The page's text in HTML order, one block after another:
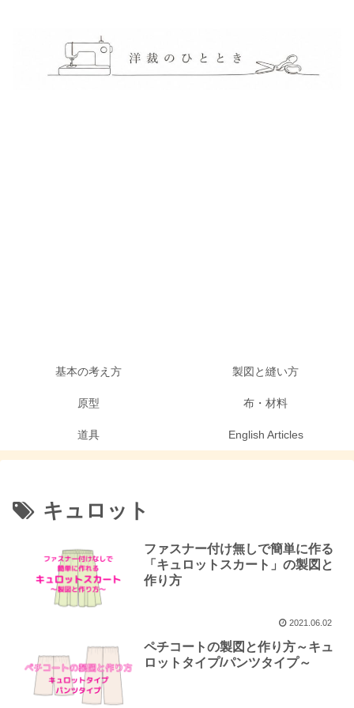
基本の考え方 製図と縫い方
原型 布・材料
道具 English Articles
キュロット
ファスナー付け無しで簡単に作る
「キュロットスカート」の製図と
作り方
2021.06.02
ペチコートの製図と作り方～キュ
ロットタイプ/パンツタイプ～